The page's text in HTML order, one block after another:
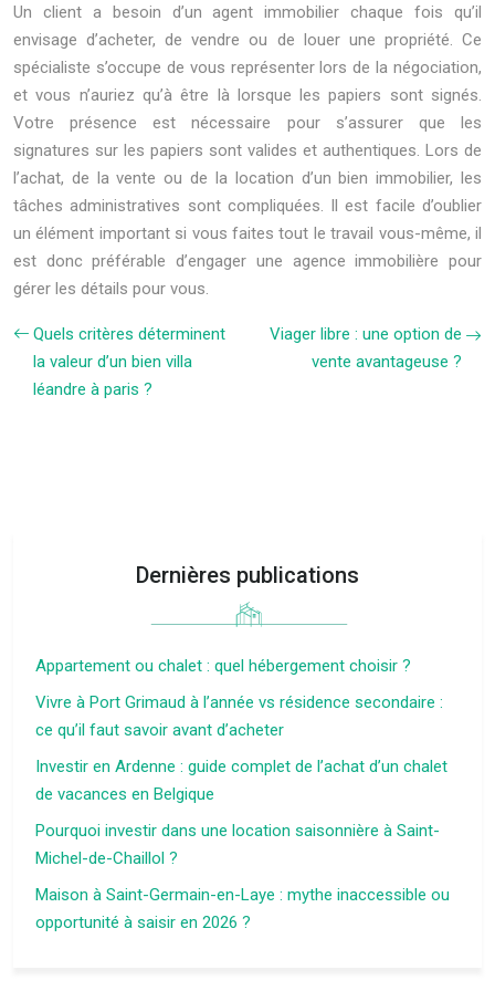
Un client a besoin d’un agent immobilier chaque fois qu’il
envisage d’acheter, de vendre ou de louer une propriété. Ce
spécialiste s’occupe de vous représenter lors de la négociation,
et vous n’auriez qu’à être là lorsque les papiers sont signés.
Votre présence est nécessaire pour s’assurer que les
signatures sur les papiers sont valides et authentiques. Lors de
l’achat, de la vente ou de la location d’un bien immobilier, les
tâches administratives sont compliquées. Il est facile d’oublier
un élément important si vous faites tout le travail vous-même, il
est donc préférable d’engager une agence immobilière pour
gérer les détails pour vous.
Quels critères déterminent
la valeur d’un bien villa
léandre à paris ?
Viager libre : une option de
vente avantageuse ?
Dernières publications
Appartement ou chalet : quel hébergement choisir ?
Vivre à Port Grimaud à l’année vs résidence secondaire :
ce qu’il faut savoir avant d’acheter
Investir en Ardenne : guide complet de l’achat d’un chalet
de vacances en Belgique
Pourquoi investir dans une location saisonnière à Saint-
Michel-de-Chaillol ?
Maison à Saint-Germain-en-Laye : mythe inaccessible ou
opportunité à saisir en 2026 ?